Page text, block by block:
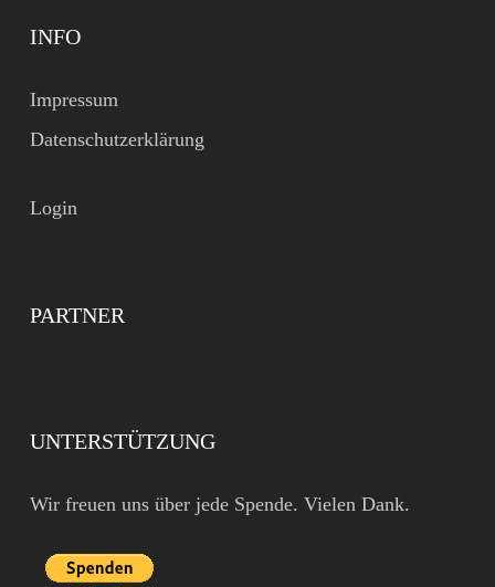
INFO
Impressum
Datenschutzerklärung
Login
PARTNER
UNTERSTÜTZUNG
Wir freuen uns über jede Spende. Vielen Dank.